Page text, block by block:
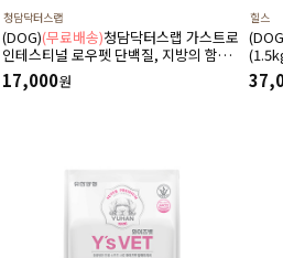
청담닥터스랩
(DOG)(무료배송)청담닥터스랩 가스트로
인테스티널 로우펫 단백질, 지방의 함량을
줄인 습식 캔사료 600g(100gx6ea) 저지
방처방습식,췌장염 ,소화기질환,고지혈
17,000원
힐스
췌장